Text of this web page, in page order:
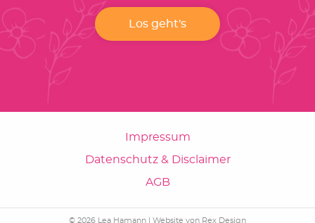
Impressum
Datenschutz & Disclaimer
AGB
© 2026 Lea Hamann | Website von Rex Design